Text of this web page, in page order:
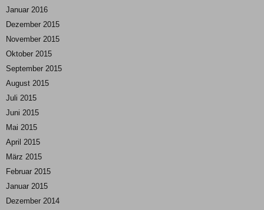
Januar 2016
Dezember 2015
November 2015
Oktober 2015
September 2015
August 2015
Juli 2015
Juni 2015
Mai 2015
April 2015
März 2015
Februar 2015
Januar 2015
Dezember 2014